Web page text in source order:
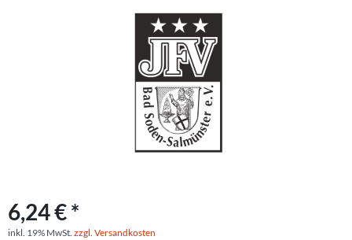
6,24 € *
inkl. 19% MwSt. zzgl. Versandkosten